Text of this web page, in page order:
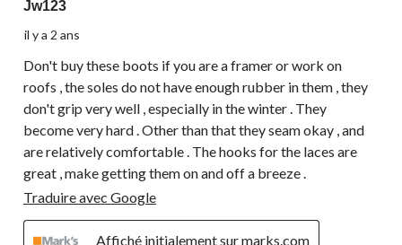
Jw123
il y a 2 ans
Don't buy these boots if you are a framer or work on
roofs , the soles do not have enough rubber in them , they
don't grip very well , especially in the winter . They
become very hard . Other than that they seam okay , and
are relatively comfortable . The hooks for the laces are
great , make getting them on and off a breeze .
Traduire avec Google
Affiché initialement sur marks.com